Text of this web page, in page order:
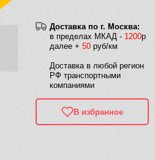
Доставка по г. Москва:
в пределах МКАД - 1200р
далее + 50 руб/км
Доставка в любой регион
РФ транспортными
компаниями
В избранное